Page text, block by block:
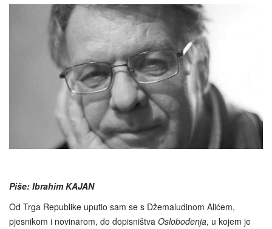
Piše: Ibrahim KAJAN
Od Trga Republike uputio sam se s Džemaludinom Alićem,
pjesnikom i novinarom, do dopisništva Oslobođenja, u kojem je